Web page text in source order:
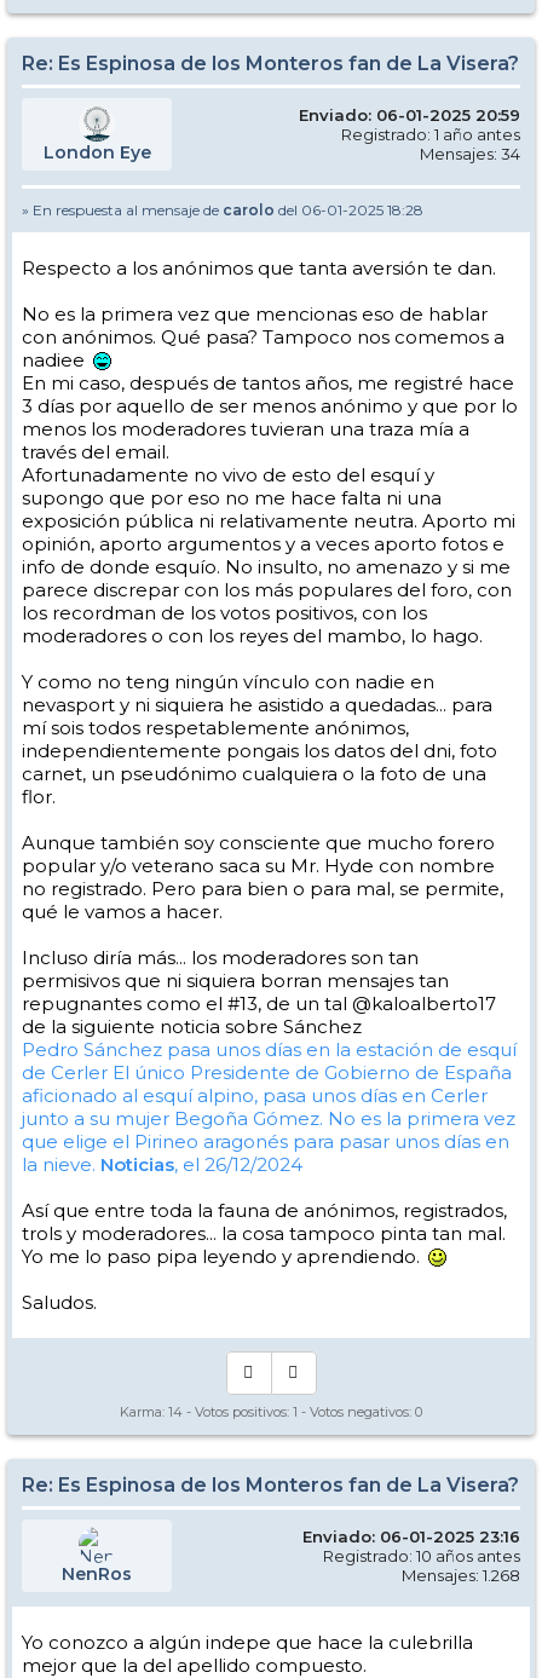
Re: Es Espinosa de los Monteros fan de La Visera?
London Eye
Enviado: 06-01-2025 20:59
Registrado: 1 año antes
Mensajes: 34
» En respuesta al mensaje de carolo del 06-01-2025 18:28
Respecto a los anónimos que tanta aversión te dan.
No es la primera vez que mencionas eso de hablar
con anónimos. Qué pasa? Tampoco nos comemos a
nadiee
En mi caso, después de tantos años, me registré hace
3 días por aquello de ser menos anónimo y que por lo
menos los moderadores tuvieran una traza mía a
través del email.
Afortunadamente no vivo de esto del esquí y
supongo que por eso no me hace falta ni una
exposición pública ni relativamente neutra. Aporto mi
opinión, aporto argumentos y a veces aporto fotos e
info de donde esquío. No insulto, no amenazo y si me
parece discrepar con los más populares del foro, con
los recordman de los votos positivos, con los
moderadores o con los reyes del mambo, lo hago.
Y como no teng ningún vínculo con nadie en
nevasport y ni siquiera he asistido a quedadas... para
mí sois todos respetablemente anónimos,
independientemente pongais los datos del dni, foto
carnet, un pseudónimo cualquiera o la foto de una
flor.
Aunque también soy consciente que mucho forero
popular y/o veterano saca su Mr. Hyde con nombre
no registrado. Pero para bien o para mal, se permite,
qué le vamos a hacer.
Incluso diría más... los moderadores son tan
permisivos que ni siquiera borran mensajes tan
repugnantes como el #13, de un tal @kaloalberto17
de la siguiente noticia sobre Sánchez
Pedro Sánchez pasa unos días en la estación de esquí
de Cerler El único Presidente de Gobierno de España
aficionado al esquí alpino, pasa unos días en Cerler
junto a su mujer Begoña Gómez. No es la primera vez
que elige el Pirineo aragonés para pasar unos días en
la nieve. Noticias, el 26/12/2024
Así que entre toda la fauna de anónimos, registrados,
trols y moderadores... la cosa tampoco pinta tan mal.
Yo me lo paso pipa leyendo y aprendiendo.
Saludos.
Karma: 14 - Votos positivos: 1 - Votos negativos: 0
Re: Es Espinosa de los Monteros fan de La Visera?
NenRos
Enviado: 06-01-2025 23:16
Registrado: 10 años antes
Mensajes: 1.268
Yo conozco a algún indepe que hace la culebrilla
mejor que la del apellido compuesto.